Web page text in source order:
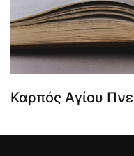
Καρπός Αγίου